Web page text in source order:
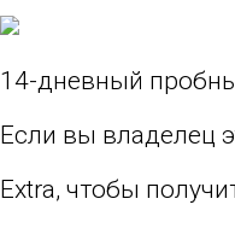
14-дневный
Если вы владелец
Extra, чтобы